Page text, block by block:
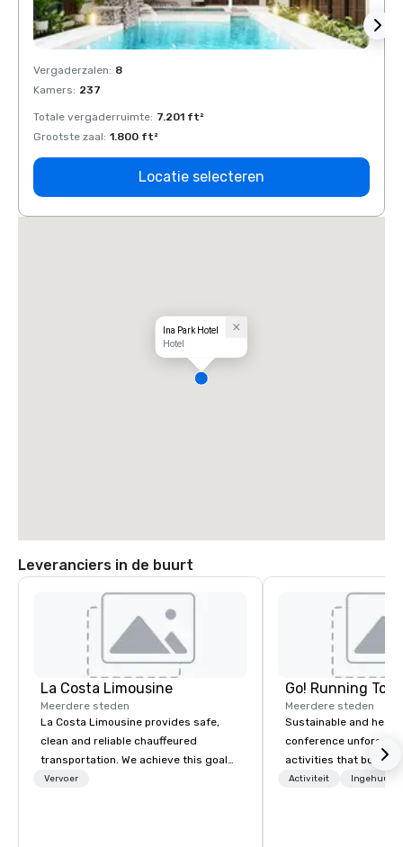
Vergaderzalen: 8
Kamers: 237
Totale vergaderruimte: 7.201 ft²
Grootste zaal: 1.800 ft²
Locatie selecteren
Ina Park Hotel
Hotel
Leveranciers in de buurt
La Costa Limousine
Meerdere steden
La Costa Limousine provides safe,
clean and reliable chauffeured
transportation. We achieve this goal
with highly trained chauffeurs, the
Vervoer
Go! Running
Meerdere steden
Sustainable and
conference
activities that boost
lower carbon
Activiteit